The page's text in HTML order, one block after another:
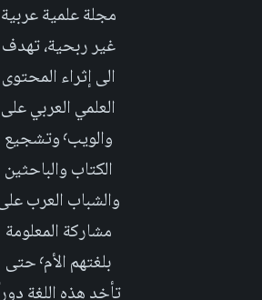
مجلة علمية عربية
غير ربحية، تهدف
الى إثراء المحتوى
العلمي العربي على
والويب٬ وتشجيع
الكتاب والباحثين
والشباب العرب على
مشاركة المعلومة
بلغتهم الأم٬ حتى